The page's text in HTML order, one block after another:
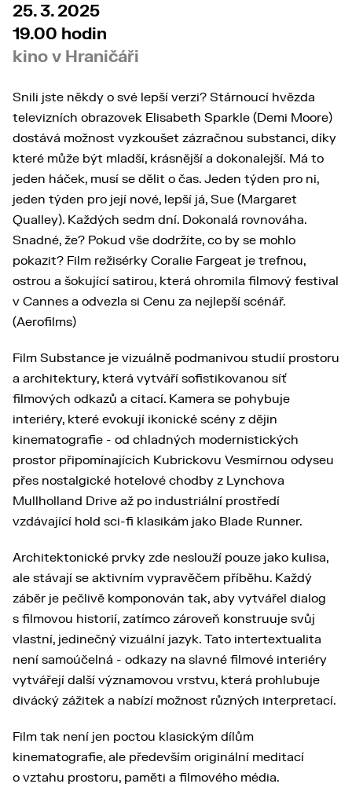
25. 3. 2025
19.00 hodin
kino v Hraničáři
Snili jste někdy o své lepší verzi? Stárnoucí hvězda
televizních obrazovek Elisabeth Sparkle (Demi Moore)
dostává možnost vyzkoušet zázračnou substanci, díky
které může být mladší, krásnější a dokonalejší. Má to
jeden háček, musí se dělit o čas. Jeden týden pro ni,
jeden týden pro její nové, lepší já, Sue (Margaret
Qualley). Každých sedm dní. Dokonalá rovnováha.
Snadné, že? Pokud vše dodržíte, co by se mohlo
pokazit? Film režisérky Coralie Fargeat je trefnou,
ostrou a šokující satirou, která ohromila filmový festival
v Cannes a odvezla si Cenu za nejlepší scénář.
(Aerofilms)
Film Substance je vizuálně podmanivou studií prostoru
a architektury, která vytváří sofistikovanou síť
filmových odkazů a citací. Kamera se pohybuje
interiéry, které evokují ikonické scény z dějin
kinematografie - od chladných modernistických
prostor připomínajících Kubrickovu Vesmírnou odyseu
přes nostalgické hotelové chodby z Lynchova
Mullholland Drive až po industriální prostředí
vzdávající hold sci-fi klasikám jako Blade Runner.
Architektonické prvky zde neslouží pouze jako kulisa,
ale stávají se aktivním vypravěčem příběhu. Každý
záběr je pečlivě komponován tak, aby vytvářel dialog
s filmovou historií, zatímco zároveň konstruuje svůj
vlastní, jedinečný vizuální jazyk. Tato intertextualita
není samoúčelná - odkazy na slavné filmové interiéry
vytvářejí další významovou vrstvu, která prohlubuje
divácký zážitek a nabízí možnost různých interpretací.
Film tak není jen poctou klasickým dílům
kinematografie, ale především originální meditací
o vztahu prostoru, paměti a filmového média.